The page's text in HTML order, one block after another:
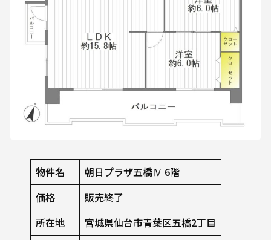
物件名
朝日プラザ五橋Ⅳ 6階
価格
販売終了
所在地
宮城県仙台市青葉区五橋2丁目